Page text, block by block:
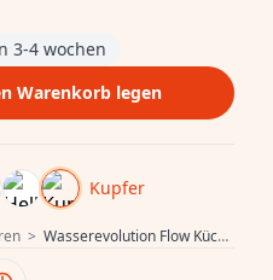
> Wasserevolution Flow Küchenarmatur mit rechtwinklig drehbarem Auslauf Kupfer T158HCPE
3-4 wochen
Warenkorb legen
Kupfer